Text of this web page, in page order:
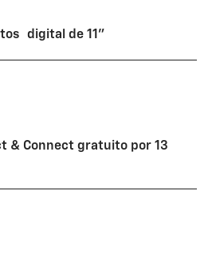
digital de 11"
& Connect gratuito por 13